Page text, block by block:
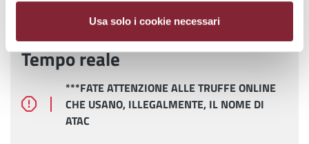
Usa solo i cookie necessari
App Atac Roma
Tempo reale
***FATE ATTENZIONE ALLE TRUFFE ONLINE
CHE USANO, ILLEGALMENTE, IL NOME DI
ATAC